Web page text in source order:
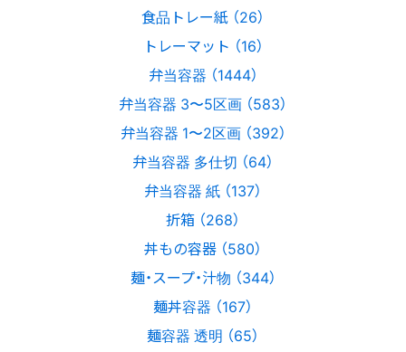
食品トレー紙 （26）
トレーマット （16）
弁当容器 （1444）
弁当容器 3〜5区画 （583）
弁当容器 1〜2区画 （392）
弁当容器 多仕切 （64）
弁当容器 紙 （137）
折箱 （268）
丼もの容器 （580）
麺・スープ・汁物 （344）
麺丼容器 （167）
麺容器 透明 （65）